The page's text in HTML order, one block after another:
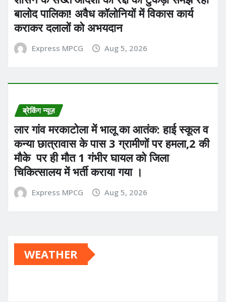
बालोद पालिका! अवैध कॉलोनियों में विकास कार्य
कराकर दलालों को अभयदान
Express MPCG Aug 5, 2026
ब्रेकिंग न्यूज़
लार गांव मरकाटोला में भालू का आतंक: हाई स्कूल व
कन्या छात्रावास के पास 3 ग्रामीणों पर हमला,2 की
मौके पर ही मौत 1 गंभीर घायल को जिला
चिकित्सालय में भर्ती कराया गया ।
Express MPCG Aug 5, 2026
WEATHER